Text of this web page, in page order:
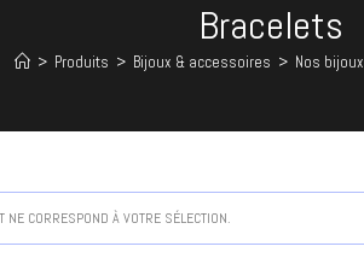
Bracelets
> Produits > Bijoux & accessoires > Nos bijoux
NE CORRESPOND À VOTRE SÉLECTION.